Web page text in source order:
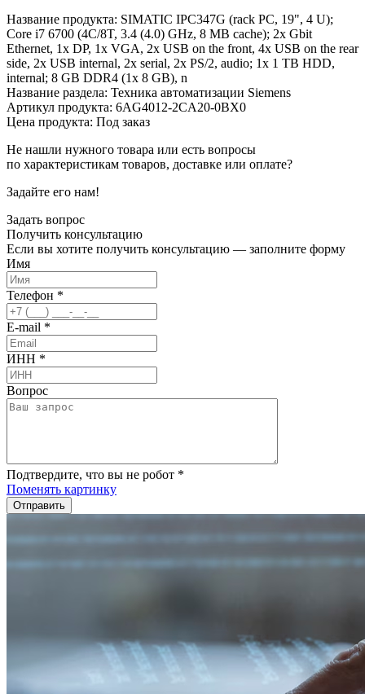
Название продукта: SIMATIC IPC347G (rack PC, 19", 4 U);
Core i7 6700 (4C/8T, 3.4 (4.0) GHz, 8 MB cache); 2x Gbit
Ethernet, 1x DP, 1x VGA, 2x USB on the front, 4x USB on the rear
side, 2x USB internal, 2x serial, 2x PS/2, audio; 1x 1 TB HDD,
internal; 8 GB DDR4 (1x 8 GB), n
Название раздела: Техника автоматизации Siemens
Артикул продукта: 6AG4012-2CA20-0BX0
Цена продукта: Под заказ
Не нашли нужного товара или есть вопросы
по характеристикам товаров, доставке или оплате?
Задайте его нам!
Задать вопрос
Получить консультацию
Если вы хотите получить консультацию — заполните форму
Имя
Телефон *
E-mail *
ИНН *
Вопрос
Подтвердите, что вы не робот *
Поменять картинку